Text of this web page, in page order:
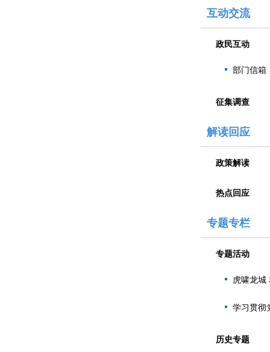
互动交流
政民互动
部门信箱
征集调查
解读回应
政策解读
热点回应
专题专栏
专题活动
虎啸龙城
学习贯彻
历史专题